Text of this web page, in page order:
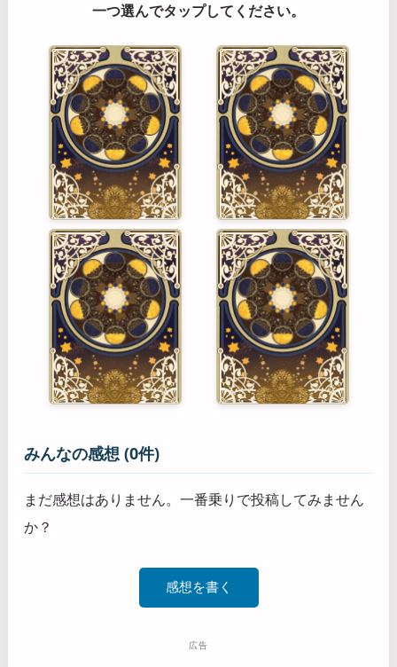
一つ選んでタップしてください。
みんなの感想 (0件)
まだ感想はありません。一番乗りで投稿してみません
か？
感想を書く
広告